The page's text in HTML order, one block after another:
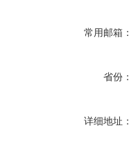
常用邮箱：
省份：
详细地址：